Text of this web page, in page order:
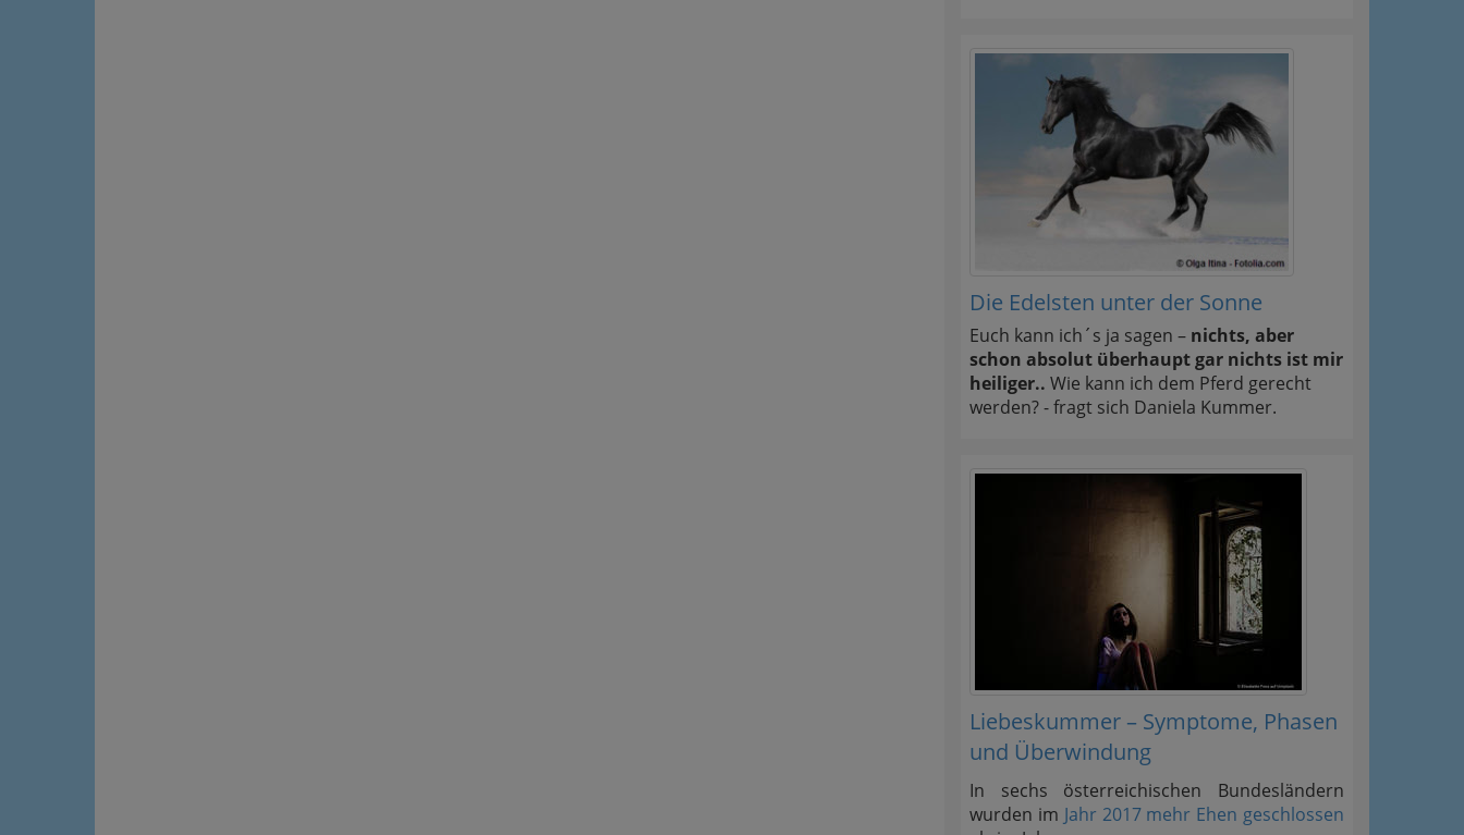
Die Edelsten unter der Sonne
Euch kann ich´s ja sagen – nichts, aber
schon absolut überhaupt gar nichts ist mir
heiliger.. Wie kann ich dem Pferd gerecht
werden? - fragt sich Daniela Kummer.
Liebeskummer – Symptome, Phasen
und Überwindung
In sechs österreichischen Bundesländern
wurden im Jahr 2017 mehr Ehen geschlossen